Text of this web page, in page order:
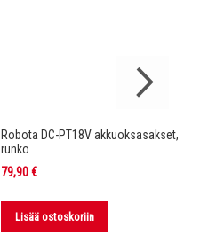
Robota DC-PT18V akkuoksasakset,
runko
79,90 €
Lisää ostoskoriin